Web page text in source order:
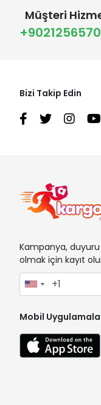
Müşteri
Bizi Takip Edin
Kampanya,
olmak için kayıt
Mobil